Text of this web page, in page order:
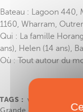
Bateau : Lagoon 440,
1160, Wharram,
Qui : La famille
ans), Helen (14 ans),
Où : Tout autour du
TAGS : voyage en
Grande croisière